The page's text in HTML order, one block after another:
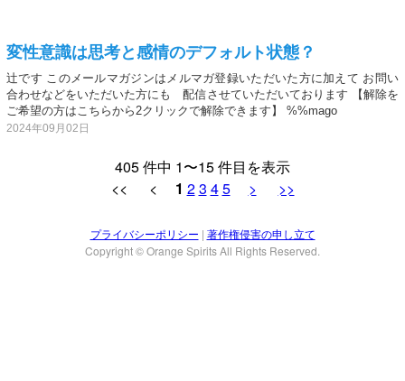
変性意識は思考と感情のデフォルト状態？
辻です このメールマガジンはメルマガ登録いただいた方に加えて お問い
合わせなどをいただいた方にも 配信させていただいております 【解除を
ご希望の方はこちらから2クリックで解除できます】 %%mago
2024年09月02日
405 件中 1〜15 件目を表示
<< < 1 23 45 > >>
プライバシーポリシー | 著作権侵害の申し立て
Copyright © Orange Spirits All Rights Reserved.